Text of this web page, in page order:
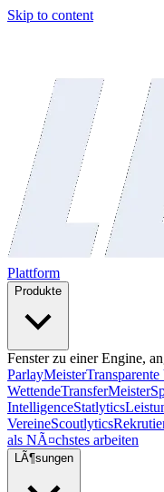
Skip to content
Plattform
Produkte
Fenster zu einer Engine,
ParlayMeister
WettendeTransferMeister
IntelligenceStatlytics
VereineScoutlytics
als NÃ¤chstes arbeiten
LÃ¶sungen